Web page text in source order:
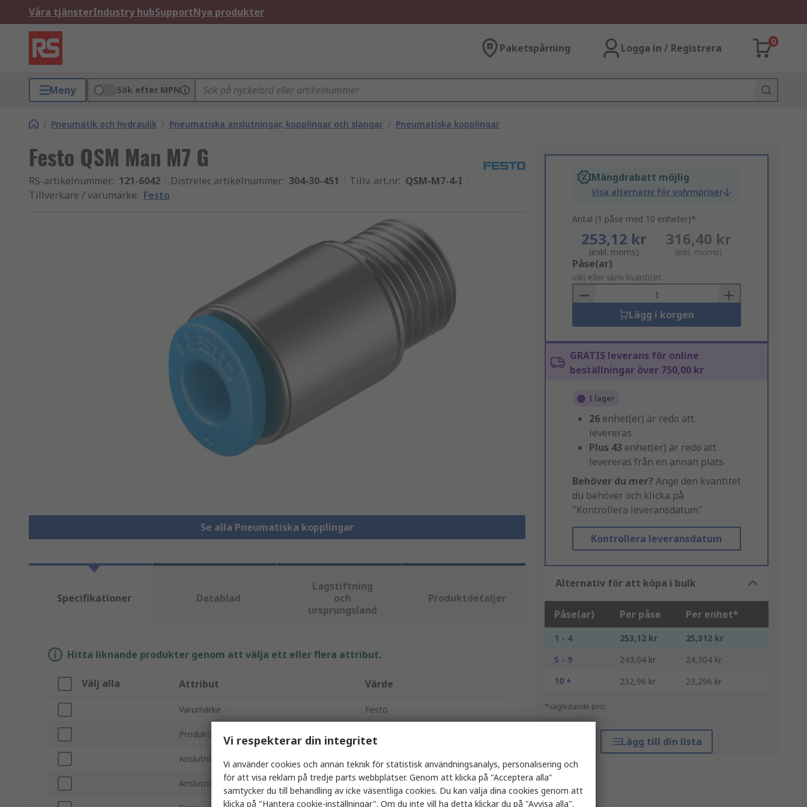
Våra tjänsterIndustry hubSupportNya produkter
Paketspårning Logga in / Registrera
0
Meny Sök efter MPN
/ Pneumatik och hydraulik / Pneumatiska anslutningar, kopplingar och slangar / Pneumatiska kopplingar
Festo QSM Man M7 G
RS-artikelnummer: 121-6042 Distrelec artikelnummer: 304-30-451 Tillv. art.nr: QSM-M7-4-I
Tillverkare / varumärke: Festo
Se alla Pneumatiska kopplingar
Mängdrabatt möjlig
Visa alternativ för volympriser
Antal (1 påse med 10 enheter)*
253,12 kr
(exkl. moms)
316,40 kr
(inkl. moms)
Add
to
Basket
Påse(ar)
välj eller skriv kvantitet
Lägg i korgen
GRATIS leverans för online
beställningar över 750,00 kr
I lager
26 enhet(er) är redo att
levereras
Plus 43 enhet(er) är redo att
levereras från en annan plats
Behöver du mer? Ange den kvantitet
du behöver och klicka på
"Kontrollera leveransdatum"
Kontrollera leveransdatum
Alternativ för att köpa i bulk
Påse(ar) Per påse Per enhet*
1 - 4 253,12 kr
25,312 kr
5 - 9
243,04 kr
24,304 kr
10 +
232,96 kr 23,296 kr
*vägledande pris
Lägg till din lista
Specifikationer Datablad
Lagstiftning
och
ursprungsland
Produktdetaljer
Hitta liknande produkter genom att välja ett eller flera attribut.
Välj alla Attribut Värde
Varumärke Festo
Produkttyp
Anslutningsgängstorlek M7
Anslutningsgängsstandard G
Vi respekterar din integritet
Vi använder cookies och annan teknik för statistisk användningsanalys, personalisering och
för att visa reklam på tredje parts webbplatser. Genom att klicka på "Acceptera alla"
samtycker du till behandling av icke väsentliga cookies. Du kan välja dina cookies genom att
klicka på "Hantera cookie-inställningar". Om du inte vill ha detta klickar du på "Avvisa alla".